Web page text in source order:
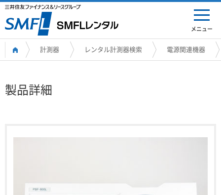
メニュー
計測器 レンタル計測器検索 電源関連機器
製品詳細